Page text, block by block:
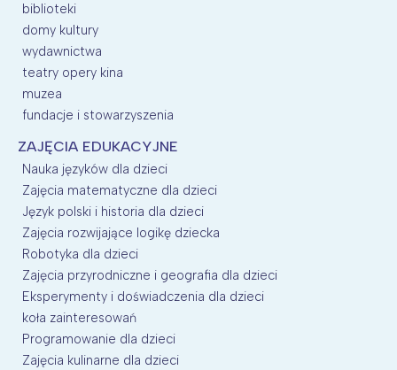
biblioteki
domy kultury
wydawnictwa
teatry opery kina
muzea
fundacje i stowarzyszenia
ZAJĘCIA EDUKACYJNE
Nauka języków dla dzieci
Zajęcia matematyczne dla dzieci
Język polski i historia dla dzieci
Zajęcia rozwijające logikę dziecka
Robotyka dla dzieci
Zajęcia przyrodniczne i geografia dla dzieci
Eksperymenty i doświadczenia dla dzieci
koła zainteresowań
Programowanie dla dzieci
Zajęcia kulinarne dla dzieci